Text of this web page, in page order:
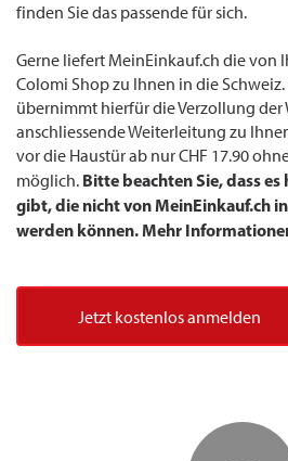
finden Sie das passende für sich.
Gerne liefert MeinEinkauf.ch die von
Colomi Shop zu Ihnen in die
übernimmt hierfür die Verzollung der
anschliessende Weiterleitung zu
vor die Haustür ab nur CHF 17.90
möglich. Bitte beachten Sie, dass
gibt, die nicht von MeinEinkauf.ch
werden können. Mehr
Jetzt kostenlos anmelden